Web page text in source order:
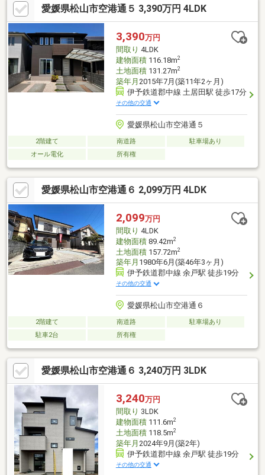
愛媛県松山市空港通５ 3,390万円 4LDK
3,390万円
間取り 4LDK
建物面積116.18m2
土地面積131.27m2
築年月 2015年7月(築11年2ヶ月)
伊予鉄道郡中線 土居田駅 徒歩17分
その他の交通
愛媛県松山市空港通５
2階建て 南道路
駐車場あり
オール電化
所有権
愛媛県松山市空港通６ 2,099万円 4LDK
2,099万円
間取り 4LDK
建物面積89.42m2
土地面積157.72m2
築年月 1980年6月(築46年3ヶ月)
伊予鉄道郡中線 余戸駅 徒歩19分
その他の交通
愛媛県松山市空港通６
2階建て 南道路
駐車場あり
駐車2台
所有権
愛媛県松山市空港通６ 3,240万円 3LDK
3,240万円
間取り 3LDK
建物面積111.6m2
土地面積118.5m2
築年月 2024年9月(築2年)
伊予鉄道郡中線 余戸駅 徒歩19分
その他の交通